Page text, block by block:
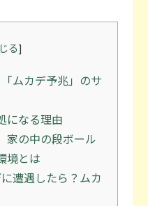
る]
ムカデ予兆」のサ
になる理由
家の中の段ボール
境とは
遭遇したら？ムカ